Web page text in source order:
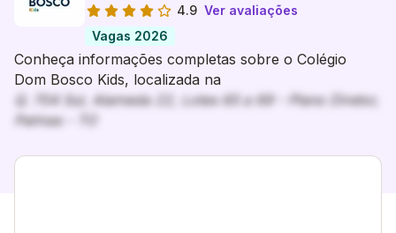
4.9 Ver avaliações
Vagas 2026
Conheça informações completas sobre o Colégio
Dom Bosco Kids, localizada na
Q. 704 Sul, Alameda 22, Lotes 65 a 69 - Plano Diretor,
Palmas - TO